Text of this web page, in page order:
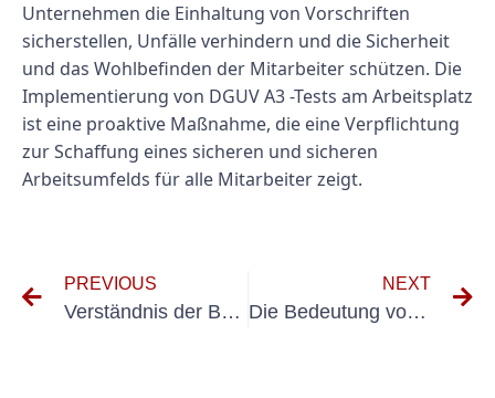
Unternehmen die Einhaltung von Vorschriften
sicherstellen, Unfälle verhindern und die Sicherheit
und das Wohlbefinden der Mitarbeiter schützen. Die
Implementierung von DGUV A3 -Tests am Arbeitsplatz
ist eine proaktive Maßnahme, die eine Verpflichtung
zur Schaffung eines sicheren und sicheren
Arbeitsumfelds für alle Mitarbeiter zeigt.
PREVIOUS
Verständnis der Bedeutung von prüfung DGUV 70 für die Sicherheit am Arbeitsplatz
NEXT
Die Bedeutung von Holzung Elektrische Anlagen: Sicherheits- und Einhaltung sicherstellen